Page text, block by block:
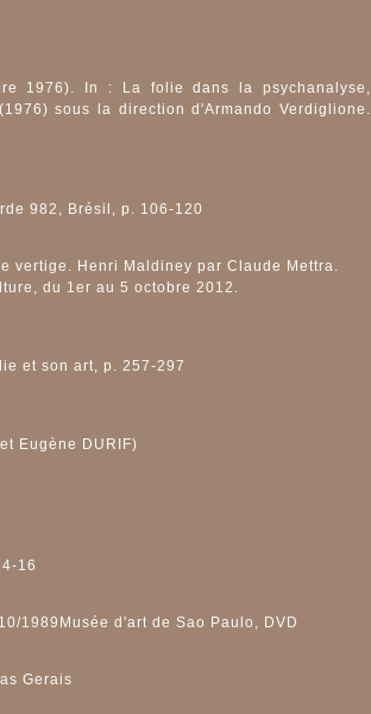
1976). In : La folie dans la psychanalyse,
sous la direction d'Armando Verdiglione.
982, Brésil, p. 106-120
vertige. Henri Maldiney par Claude Mettra.
du 1er au 5 octobre 2012.
et son art, p. 257-297
Eugène DURIF)
16
1989Musée d'art de Sao Paulo, DVD
Gerais